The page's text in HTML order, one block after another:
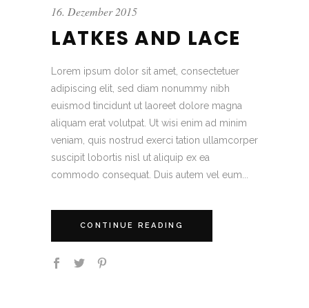
16. Dezember 2015
LATKES AND LACE
Lorem ipsum dolor sit amet, consectetuer
adipiscing elit, sed diam nonummy nibh
euismod tincidunt ut laoreet dolore magna
aliquam erat volutpat. Ut wisi enim ad minim
veniam, quis nostrud exerci tation ullamcorper
suscipit lobortis nisl ut aliquip ex ea
commodo consequat. Duis autem vel eum...
CONTINUE READING